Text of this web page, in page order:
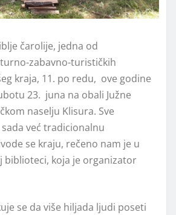
čarolije, jedna od
zabavno-turističkih
kraja, 11. po redu, ove godine
23. juna na obali Južne
naselju Klisura. Sve
već tradicionalnu
se kraju, rečeno nam je u
biblioteci, koja je organizator
se da više hiljada ljudi poseti